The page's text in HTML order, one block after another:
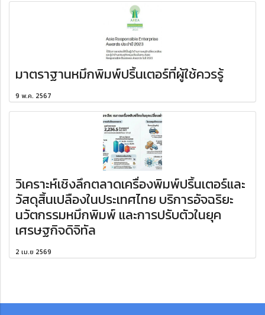
มาตราฐานหมึกพิมพ์ปริ้นเตอร์ที่ผู้ใช้ควรรู้
9 พ.ค. 2567
วิเคราะห์เชิงลึกตลาดเครื่องพิมพ์ปริ้นเตอร์และ
วัสดุสิ้นเปลืองในประเทศไทย บริการอัจฉริยะ
นวัตกรรมหมึกพิมพ์ และการปรับตัวในยุค
เศรษฐกิจดิจิทัล
2 เม.ย 2569